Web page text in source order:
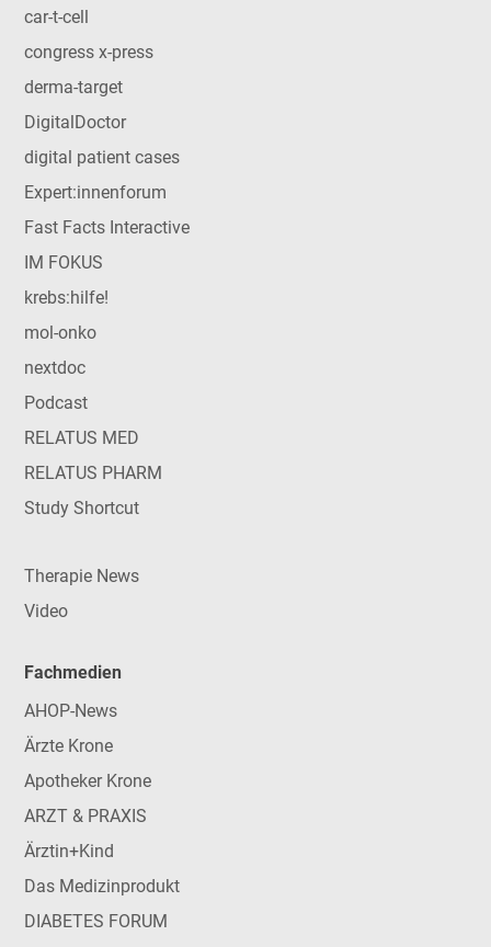
car-t-cell
congress x-press
derma-target
DigitalDoctor
digital patient cases
Expert:innenforum
Fast Facts Interactive
IM FOKUS
krebs:hilfe!
mol-onko
nextdoc
Podcast
RELATUS MED
RELATUS PHARM
Study Shortcut
Therapie News
Video
Fachmedien
AHOP-News
Ärzte Krone
Apotheker Krone
ARZT & PRAXIS
Ärztin+Kind
Das Medizinprodukt
DIABETES FORUM